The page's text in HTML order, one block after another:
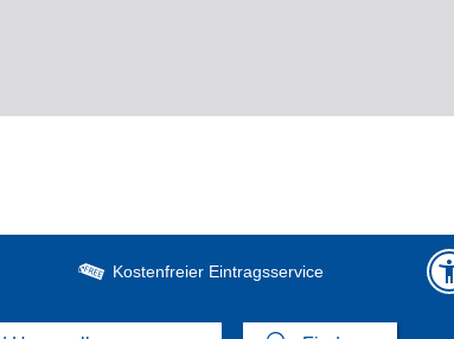
Kostenfreier Eintragsservice